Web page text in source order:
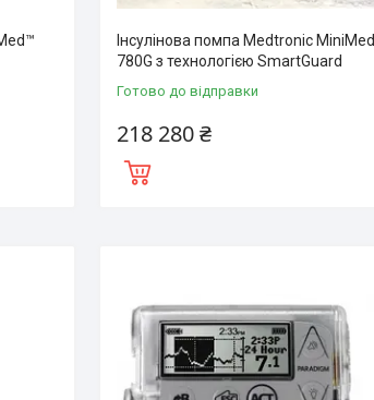
Інсулінова помпа Medtronic MiniMed
780G з технологією SmartGuard
Готово до відправки
218 280 ₴